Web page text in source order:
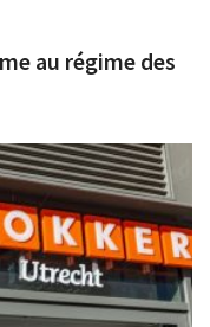
au régime des